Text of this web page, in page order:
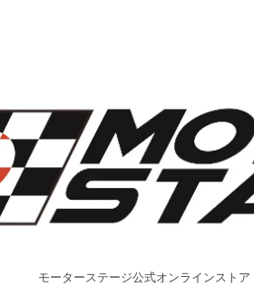
モーターステージ公式オンラインストア